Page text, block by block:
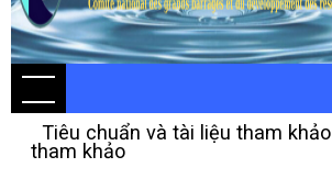
Tiêu chuẩn và tài liệu tham khảo
tham khảo